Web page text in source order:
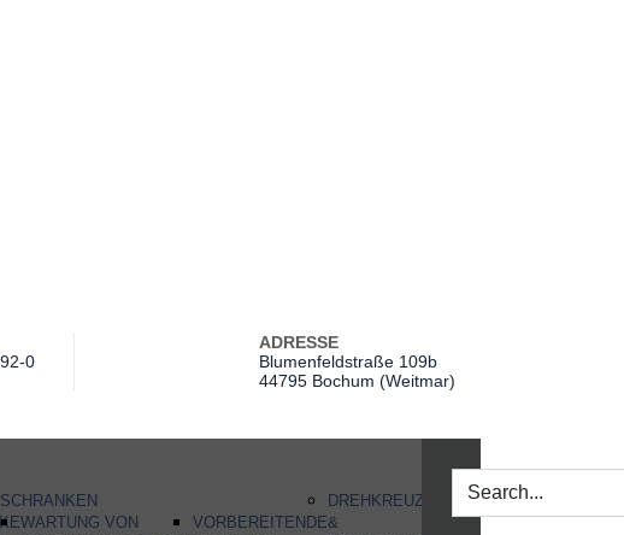
0
ADRESSE
Blumenfeldstraße 109b
44795 Bochum (Weitmar)
WARTUNG VON
VORBEREITENDE
DREHKREUZE
&